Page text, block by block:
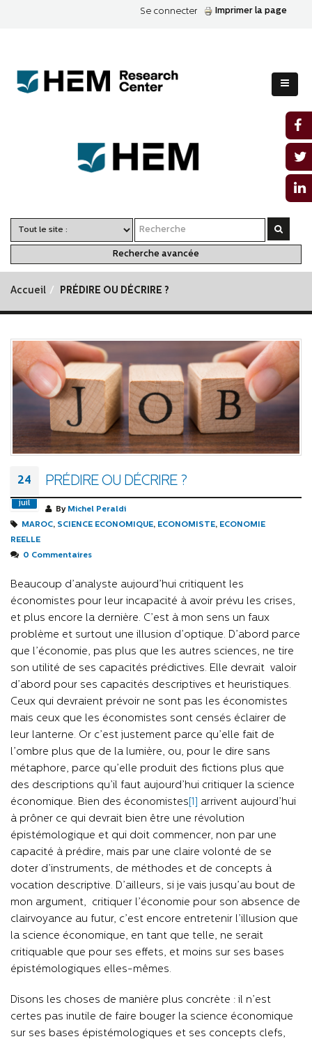
Se connecter Imprimer la page
Recherche avancée
Accueil PRÉDIRE OU DÉCRIRE ?
24
juil
PRÉDIRE OU DÉCRIRE ?
By Michel Peraldi
MAROC, SCIENCE ECONOMIQUE, ECONOMISTE, ECONOMIE
REELLE
0 Commentaires
Beaucoup d’analyste aujourd’hui critiquent les
économistes pour leur incapacité à avoir prévu les crises,
et plus encore la dernière. C’est à mon sens un faux
problème et surtout une illusion d’optique. D’abord parce
que l’économie, pas plus que les autres sciences, ne tire
son utilité de ses capacités prédictives. Elle devrait valoir
d’abord pour ses capacités descriptives et heuristiques.
Ceux qui devraient prévoir ne sont pas les économistes
mais ceux que les économistes sont censés éclairer de
leur lanterne. Or c’est justement parce qu’elle fait de
l’ombre plus que de la lumière, ou, pour le dire sans
métaphore, parce qu’elle produit des fictions plus que
des descriptions qu’il faut aujourd’hui critiquer la science
économique. Bien des économistes
arrivent aujourd’hui
à prôner ce qui devrait bien être une révolution
épistémologique et qui doit commencer, non par une
capacité à prédire, mais par une claire volonté de se
doter d’instruments, de méthodes et de concepts à
vocation descriptive. D’ailleurs, si je vais jusqu’au bout de
mon argument, critiquer l’économie pour son absence de
clairvoyance au futur, c’est encore entretenir l’illusion que
la science économique, en tant que telle, ne serait
critiquable que pour ses effets, et moins sur ses bases
épistémologiques elles-mêmes.
Disons les choses de manière plus concrète : il n’est
certes pas inutile de faire bouger la science économique
sur ses bases épistémologiques et ses concepts clefs,